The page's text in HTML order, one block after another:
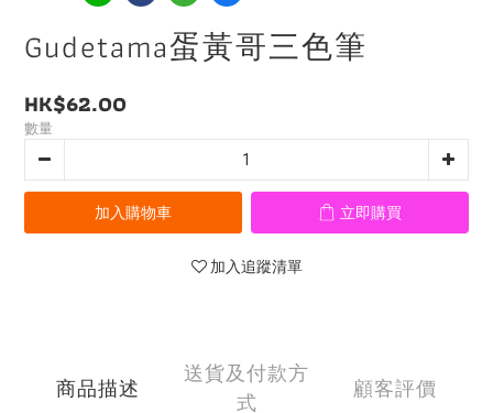
Gudetama蛋黃哥三色筆
HK$62.00
數量
加入購物車 立即購買
加入追蹤清單
商品描述
送貨及付款方
式
顧客評價